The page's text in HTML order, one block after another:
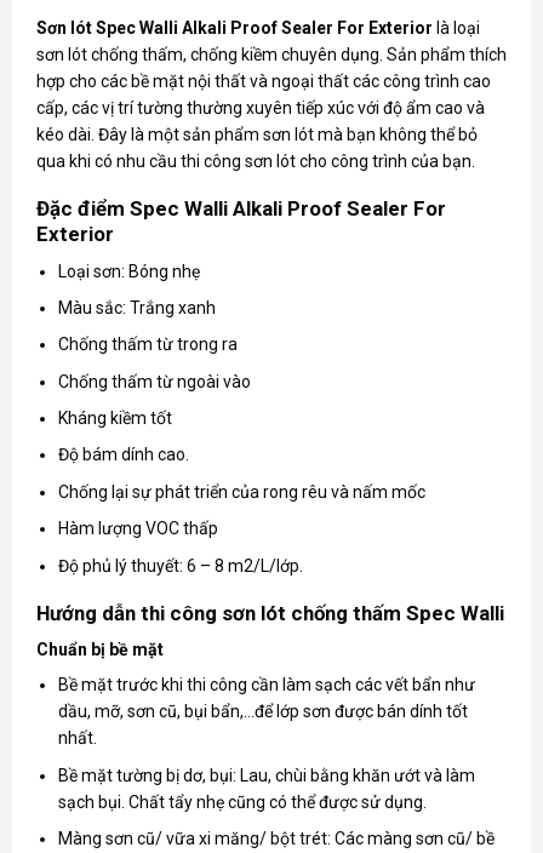
Sơn lót SpecWalli Alkali Proof Sealer For Exterior là loại
sơn lót chống thấm, chống kiềm chuyên dụng. Sản phẩm thích
hợp cho các bề mặt nội thất và ngoại thất các công trình cao
cấp, các vị trí tường thường xuyên tiếp xúc với độ ẩm cao và
kéo dài. Đây là một sản phẩm sơn lót mà bạn không thể bỏ
qua khi có nhu cầu thi công sơn lót cho công trình của bạn.
Đặc điểm Spec Walli Alkali Proof Sealer For
Exterior
Loại sơn: Bóng nhẹ
Màu sắc: Trắng xanh
Chống thấm từ trong ra
Chống thấm từ ngoài vào
Kháng kiềm tốt
Độ bám dính cao.
Chống lại sự phát triển của rong rêu và nấm mốc
Hàm lượng VOC thấp
Độ phủ lý thuyết: 6 – 8 m2/L/lớp.
Hướng dẫn thi công sơn lót chống thấm Spec Walli
Chuẩn bị bề mặt
Bề mặt trước khi thi công cần làm sạch các vết bẩn như
dầu, mỡ, sơn cũ, bụi bẩn,…để lớp sơn được bán dính tốt
nhất.
Bề mặt tường bị dơ, bụi: Lau, chùi bằng khăn ướt và làm
sạch bụi. Chất tẩy nhẹ cũng có thể được sử dụng.
Màng sơn cũ/ vữa xi măng/ bột trét: Các màng sơn cũ/ bề